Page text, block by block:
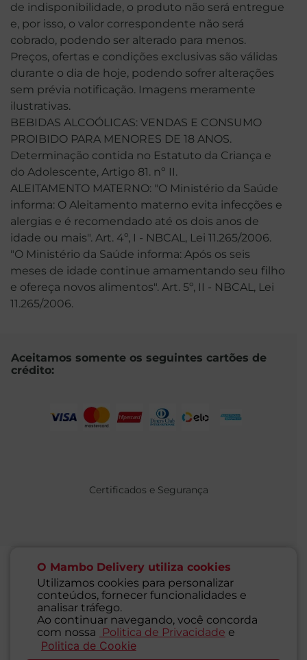
O Mambo Delivery utiliza cookies
Utilizamos cookies para personalizar
conteúdos, fornecer funcionalidades e
analisar tráfego.
Ao continuar navegando, você concorda
com nossa
Politica de Privacidade e
Politica de Cookie
de indisponibilidade, o produto não será entregue
e, por isso, o valor correspondente não será
cobrado, podendo ser alterado para menos.
Preços, ofertas e condições exclusivas são válidas
durante o dia de hoje, podendo sofrer alterações
sem prévia notificação. Imagens meramente
ilustrativas.
BEBIDAS ALCOÓLICAS: VENDAS E CONSUMO
PROIBIDO PARA MENORES DE 18 ANOS.
Determinação contida no Estatuto da Criança e
do Adolescente, Artigo 81. nº II.
ALEITAMENTO MATERNO: "O Ministério da Saúde
informa: O Aleitamento materno evita infecções e
alergias e é recomendado até os dois anos de
idade ou mais". Art. 4º, I - NBCAL, Lei 11.265/2006.
"O Ministério da Saúde informa: Após os seis
meses de idade continue amamentando seu filho
e ofereça novos alimentos". Art. 5º, II - NBCAL, Lei
11.265/2006.
Aceitamos somente os seguintes cartões de
crédito:
Certificados e Segurança
@ 2021 MAMBO - TODOS OS DIREITOS RESERVADOS
Supermercados Mambo Ltda.
CNPJ: 71.676.316/0001-46 - Inscrição Estadual: 116.827.781.117
Endereço: Rua Guaipá, 255 - Vila Leopoldina - São Paulo - SP -
05089-001